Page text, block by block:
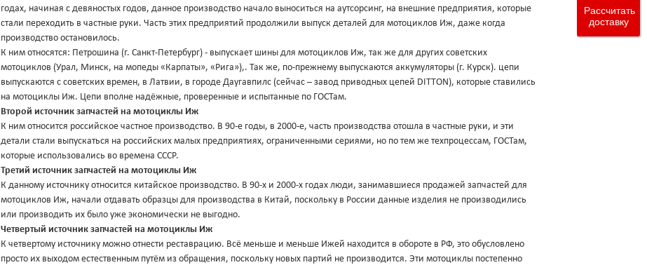
годах, начиная с девяностых годов, данное производство начало выноситься на аутсорсинг, на внешние предприятия, которые
стали переходить в частные руки. Часть этих предприятий продолжили выпуск деталей для мотоциклов Иж, даже когда
производство остановилось.
К ним относятся: Петрошина (г. Санкт-Петербург) - выпускает шины для мотоциклов Иж, так же для других советских
мотоциклов (Урал, Минск, на мопеды «Карпаты», «Рига»),. Так же, по-прежнему выпускаются аккумуляторы (г. Курск). цепи
выпускаются с советских времен, в Латвии, в городе Даугавпилс (сейчас – завод приводных цепей DITTON), которые ставились
на мотоциклы Иж. Цепи вполне надёжные, проверенные и испытанные по ГОСТам.
Второй источник запчастей на мотоциклы Иж
К ним относится российское частное производство. В 90-е годы, в 2000-е, часть производства отошла в частные руки, и эти
детали стали выпускаться на российских малых предприятиях, ограниченными сериями, но по тем же техпроцессам, ГОСТам,
которые использовались во времена СССР.
Третий источник запчастей на мотоциклы Иж
К данному источнику относится китайское производство. В 90-х и 2000-х годах люди, занимавшиеся продажей запчастей для
мотоциклов Иж, начали отдавать образцы для производства в Китай, поскольку в России данные изделия не производились
или производить их было уже экономически не выгодно.
Четвертый источник запчастей на мотоциклы Иж
К четвертому источнику можно отнести реставрацию. Всё меньше и меньше Ижей находится в обороте в РФ, это обусловлено
просто их выходом естественным путём из обращения, поскольку новых партий не производится. Эти мотоциклы постепенно
Рассчитать
доставку